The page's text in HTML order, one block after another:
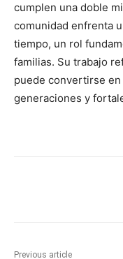
cumplen una doble
comunidad enfrenta
tiempo, un rol
familias. Su trabajo
puede convertirse
generaciones y
Previous article